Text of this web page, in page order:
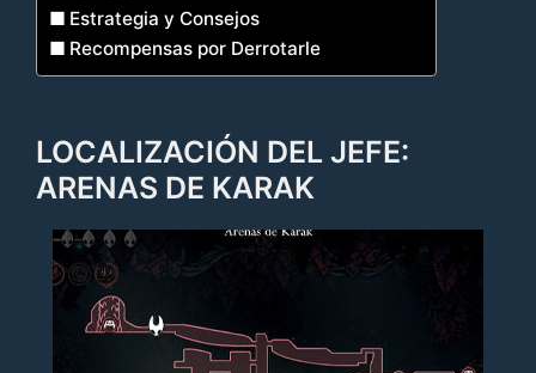
Estrategia y Consejos
Recompensas por Derrotarle
LOCALIZACIÓN DEL JEFE:
ARENAS DE KARAK